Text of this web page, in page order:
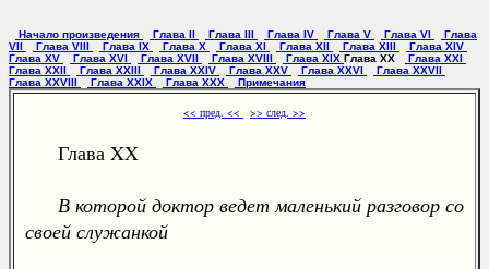
Начало произведения Глава II Глава III Глава IV Глава V Глава VI
Глава
VII
Глава VIII Глава IX Глава X Глава XI Глава XII Глава XIII
Глава XIV
Глава XV
Глава XVI Глава XVII Глава XVIII Глава XIX Глава XX
Глава XXI
Глава XXII
Глава XXIII Глава XXIV Глава XXV Глава XXVI
Глава XXVII
Глава XXVIII
Глава XXIX Глава XXX Примечания
<< пред. << >> след. >>
Глава XX
В которой доктор ведет маленький разговор со
своей служанкой